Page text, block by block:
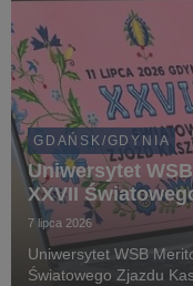
GDAŃSK/GDYNIA
Uniwersytet
XXVII
7 lipca 2026
Uniwersytet WSB
Światowego Zjazdu